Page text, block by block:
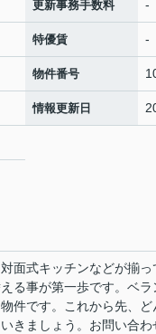
更新事務手数料 -
特優賃 -
物件番号
情報更新日
面式キッチンなどが揃
る事が第一歩です。ベ
件です。これから先、ど
きましょう。お問い合